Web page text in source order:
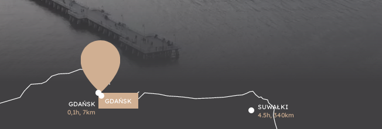
GDAŃSK
GDAŃSK
0,1h, 7km
SUWAŁKI
4.5h, 340km